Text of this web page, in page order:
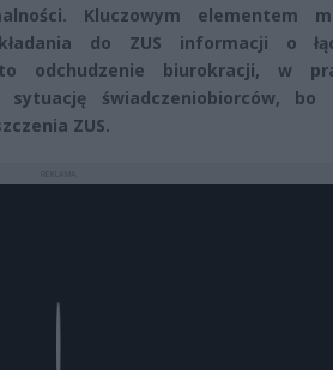
Kluczowym elementem
do ZUS informacji o
odchudzenie biurokracji, w
świadczeniobiorców, bo
ZUS.